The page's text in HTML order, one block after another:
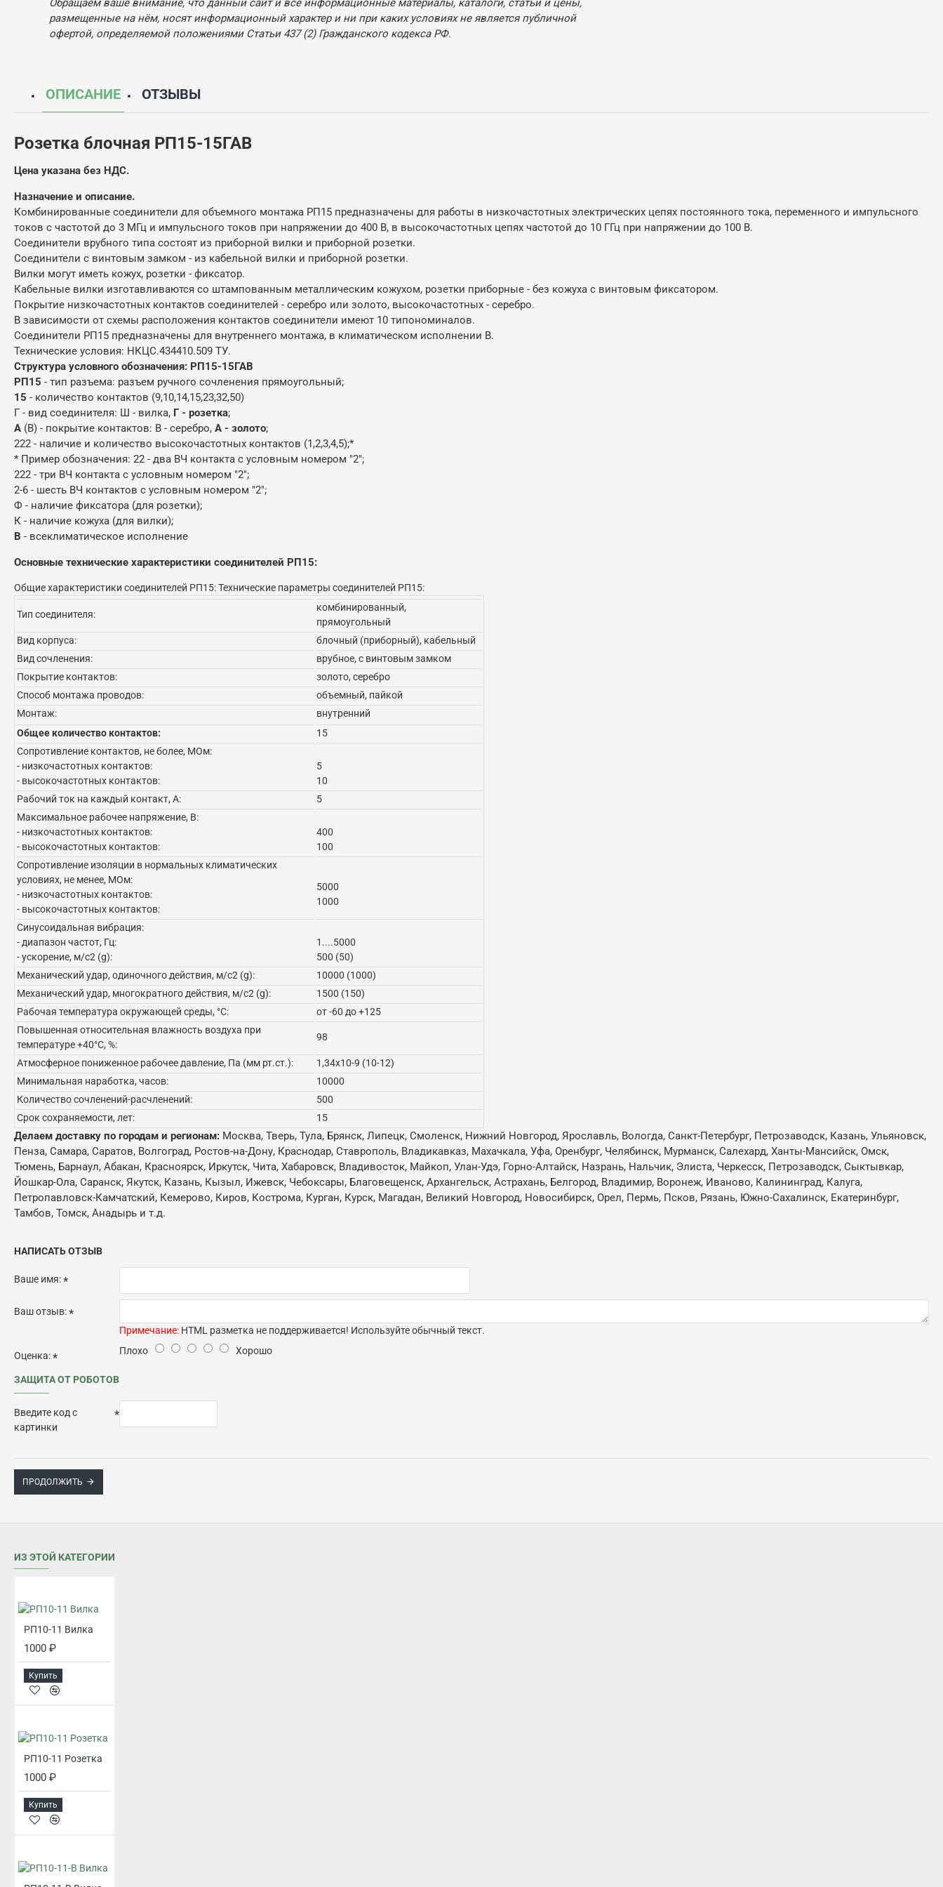
Обращаем ваше внимание, что данный сайт и все информационные материалы, каталоги, статьи и цены,
размещенные на нём, носят информационный характер и ни при каких условиях не является публичной
офертой, определяемой положениями Статьи 437 (2) Гражданского кодекса РФ.
ОПИСАНИЕ ОТЗЫВЫ
Розетка блочная РП15-15ГАВ
Цена указана без НДС.
Назначение и описание.
Комбинированные соединители для объемного монтажа РП15 предназначены для работы в низкочастотных электрических цепях постоянного тока, переменного и импульсного
токов с частотой до 3 МГц и импульсного токов при напряжении до 400 В, в высокочастотных цепях частотой до 10 ГГц при напряжении до 100 В.
Соединители врубного типа состоят из приборной вилки и приборной розетки.
Соединители с винтовым замком - из кабельной вилки и приборной розетки.
Вилки могут иметь кожух, розетки - фиксатор.
Кабельные вилки изготавливаются со штампованным металлическим кожухом, розетки приборные - без кожуха с винтовым фиксатором.
Покрытие низкочастотных контактов соединителей - серебро или золото, высокочастотных - серебро.
В зависимости от схемы расположения контактов соединители имеют 10 типономиналов.
Соединители РП15 предназначены для внутреннего монтажа, в климатическом исполнении В.
Технические условия: НКЦС.434410.509 ТУ.
Структура условного обозначения: РП15-15ГАВ
РП15 - тип разъема: разъем ручного сочленения прямоугольный;
15 - количество контактов (9,10,14,15,23,32,50)
Г - вид соединителя: Ш - вилка, Г - розетка;
А (В) - покрытие контактов: В - серебро, А - золото;
222 - наличие и количество высокочастотных контактов (1,2,3,4,5);*
* Пример обозначения: 22 - два ВЧ контакта с условным номером "2";
222 - три ВЧ контакта с условным номером "2";
2-6 - шесть ВЧ контактов с условным номером "2";
Ф - наличие фиксатора (для розетки);
К - наличие кожуха (для вилки);
В - всеклиматическое исполнение
Основные технические характеристики соединителей РП15:
Общие характеристики соединителей РП15: Технические параметры соединителей РП15:
Тип соединителя:
комбинированный,
прямоугольный
Вид корпуса:
блочный (приборный), кабельный
Вид сочленения:
врубное, с винтовым замком
Покрытие контактов:
золото, серебро
Способ монтажа проводов:
объемный, пайкой
Монтаж:
внутренний
Общее количество контактов:
15
Сопротивление контактов, не более, МОм:
- низкочастотных контактов:
- высокочастотных контактов:
5
10
Рабочий ток на каждый контакт, А:
5
Максимальное рабочее напряжение, В:
- низкочастотных контактов:
- высокочастотных контактов:
400
100
Сопротивление изоляции в нормальных климатических
условиях, не менее, МОм:
- низкочастотных контактов:
- высокочастотных контактов:
5000
1000
Синусоидальная вибрация:
- диапазон частот, Гц:
- ускорение, м/с2 (g):
1....5000
500 (50)
Механический удар, одиночного действия, м/с2 (g):
10000 (1000)
Механический удар, многократного действия, м/с2 (g):
1500 (150)
Рабочая температура окружающей среды, °C:
от -60 до +125
Повышенная относительная влажность воздуха при
температуре +40°C, %:
98
Атмосферное пониженное рабочее давление, Па (мм рт.ст.):
1,34х10-9 (10-12)
Минимальная наработка, часов:
10000
Количество сочленений-расчленений:
500
Срок сохраняемости, лет:
15
Делаем доставку по городам и регионам: Москва, Тверь, Тула, Брянск, Липецк, Смоленск, Нижний Новгород, Ярославль, Вологда, Санкт-Петербург, Петрозаводск, Казань, Ульяновск,
Пенза, Самара, Саратов, Волгоград, Ростов-на-Дону, Краснодар, Ставрополь, Владикавказ, Махачкала, Уфа, Оренбург, Челябинск, Мурманск, Салехард, Ханты-Мансийск, Омск,
Тюмень, Барнаул, Абакан, Красноярск, Иркутск, Чита, Хабаровск, Владивосток, Майкоп, Улан-Удэ, Горно-Алтайск, Назрань, Нальчик, Элиста, Черкесск, Петрозаводск, Сыктывкар,
Йошкар-Ола, Саранск, Якутск, Казань, Кызыл, Ижевск, Чебоксары, Благовещенск, Архангельск, Астрахань, Белгород, Владимир, Воронеж, Иваново, Калининград, Калуга,
Петропавловск-Камчатский, Кемерово, Киров, Кострома, Курган, Курск, Магадан, Великий Новгород, Новосибирск, Орел, Пермь, Псков, Рязань, Южно-Сахалинск, Екатеринбург,
Тамбов, Томск, Анадырь и т.д.
НАПИСАТЬ ОТЗЫВ
Ваше имя:
Ваш отзыв:
Примечание: HTML разметка не поддерживается! Используйте обычный текст.
Оценка: Плохо Хорошо
ЗАЩИТА ОТ РОБОТОВ
Введите код с
картинки
ПРОДОЛЖИТЬ
ИЗ ЭТОЙ КАТЕГОРИИ
РП10-11 Вилка
1000 ₽
Купить
РП10-11 Розетка
1000 ₽
Купить